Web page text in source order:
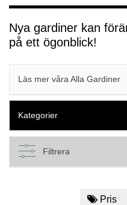
Register Sign In
Nya gardiner kan
på ett ögonblick!
Läs mer våra Alla Gardiner
Kategorier
Filtrera
Pris